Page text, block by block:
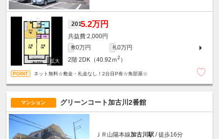
2015.2万円
2,000円
敷0万円 礼0万円
2階 2DK（40.92ｍ2 ）
ネット無料☆敷金・礼金なし！2台目P有☆角部屋☆
マンション グリーンコート加古川2番館
ＪＲ山陽本線加古川駅 / 徒歩16分